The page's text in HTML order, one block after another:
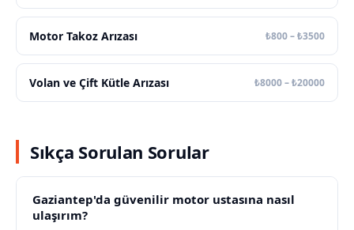
Motor Takoz Arızası ₺800 – ₺3500
Volan ve Çift Kütle Arızası ₺8000 – ₺20000
Sıkça Sorulan Sorular
Gaziantep'da güvenilir motor ustasına nasıl
ulaşırım?